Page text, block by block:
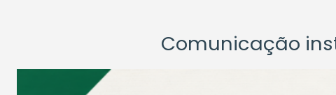
Comunicação